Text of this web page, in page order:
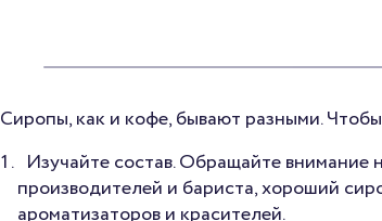
Сиропы, как и кофе, бывают разными.
Изучайте состав. Обращайте
производителей и бариста, хороший
ароматизаторов и красителей.